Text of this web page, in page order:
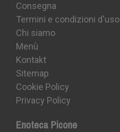
Consegna
Termini e condizioni d'uso
Chi siamo
Menù
Kontakt
Sitemap
Cookie Policy
Privacy Policy
Enoteca Picone